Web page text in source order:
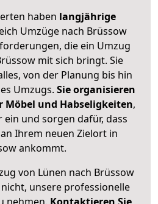
haben langjährige
Umzüge nach Brüssow
die ein Umzug
mit sich bringt. Sie
von der Planung bis hin
Umzugs. Sie organisieren
Möbel und Habseligkeiten,
ein und sorgen dafür, dass
Ihrem neuen Zielort in
ankommt.
von Lünen nach Brüssow
unsere professionelle